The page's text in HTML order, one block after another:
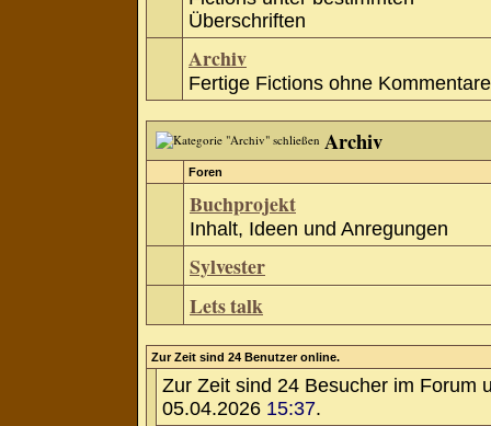
Überschriften
Archiv
Fertige Fictions ohne Kommentare
Archiv
Foren
Buchprojekt
Inhalt, Ideen und Anregungen
Sylvester
Lets talk
Zur Zeit sind 24 Benutzer online.
Zur Zeit sind 24 Besucher im Forum
05.04.2026 15:37.